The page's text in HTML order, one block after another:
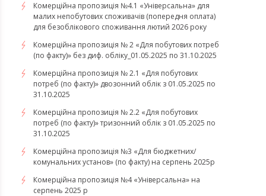
Комерційна пропозиція №4.1 «Універсальна» для
малих непобутових споживачів (попередня оплата)
для безоблікового споживання лютий 2026 року
Комерційна пропозиція № 2 «Для побутових потреб
(по факту)» без диф. обліку_01.05.2025 по 31.10.2025
Комерційна пропозиція № 2.1 «Для побутових
потреб (по факту)» двозонний облік з 01.05.2025 по
31.10.2025
Комерційна пропозиція № 2.2 «Для побутових
потреб (по факту)» тризонний облік з 01.05.2025 по
31.10.2025
Комерційна пропозиція №3 «Для бюджетних/
комунальних установ» (по факту) на серпень 2025р
Комерційна пропозиція №4 «Універсальна» на
серпень 2025 р